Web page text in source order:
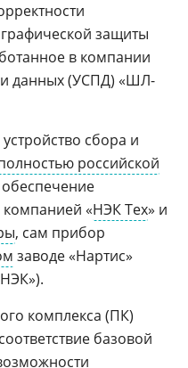
защиты
в компании
данных (УСПД) «ШЛ-
сбора и
российской
компанией «НЭК Тех» и
, сам прибор
заводе «Нартис»
комплекса (ПК)
базовой